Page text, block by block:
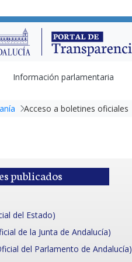
Información parlamentaria
Acceso a boletines oficiales
publicados
del Estado)
de la Junta de Andalucía)
del Parlamento de Andalucía)